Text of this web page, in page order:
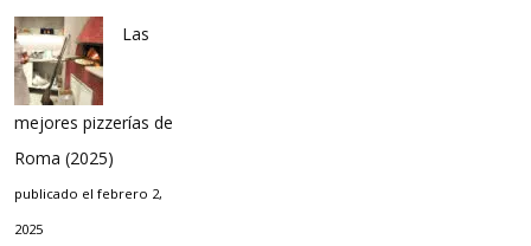
Las
mejores pizzerías de
Roma (2025)
publicado el febrero 2,
2025